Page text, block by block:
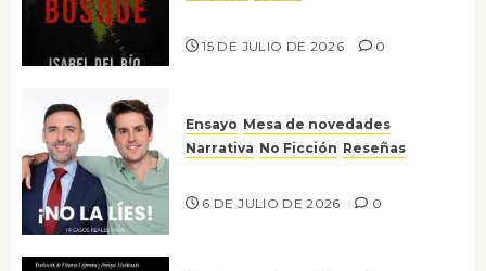
15 DE JULIO DE 2026 0
Ensayo Mesa de novedades
Narrativa No Ficción Reseñas
6 DE JULIO DE 2026 0